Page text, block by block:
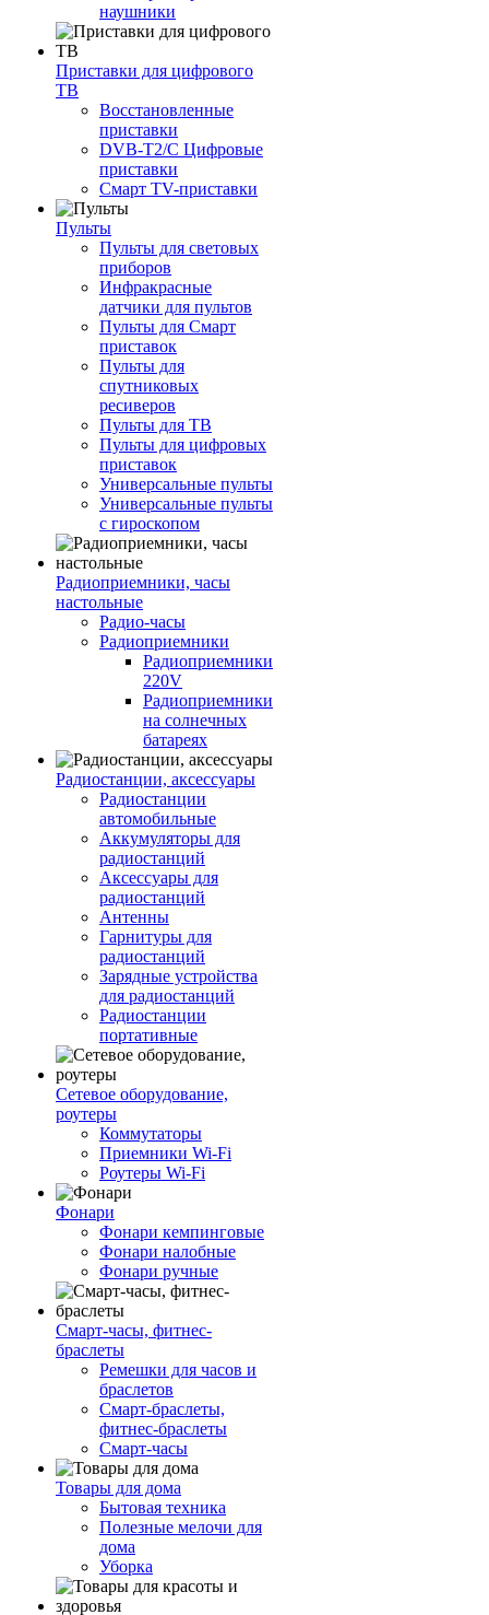
наушники
Приставки для цифрового
ТВ
Восстановленные
приставки
DVB-T2/C Цифровые
приставки
Смарт ТV-приставки
Пульты
Пульты для световых
приборов
Инфракрасные
датчики для пультов
Пульты для Смарт
приставок
Пульты для
спутниковых
ресиверов
Пульты для ТВ
Пульты для цифровых
приставок
Универсальные пульты
Универсальные пульты
с гироскопом
Радиоприемники, часы
настольные
Радио-часы
Радиоприемники
Радиоприемники
220V
Радиоприемники
на солнечных
батареях
Радиостанции, аксессуары
Радиостанции
автомобильные
Аккумуляторы для
радиостанций
Аксессуары для
радиостанций
Антенны
Гарнитуры для
радиостанций
Зарядные устройства
для радиостанций
Радиостанции
портативные
Сетевое оборудование,
роутеры
Коммутаторы
Приемники Wi-Fi
Роутеры Wi-Fi
Фонари
Фонари кемпинговые
Фонари налобные
Фонари ручные
Смарт-часы, фитнес-
браслеты
Ремешки для часов и
браслетов
Смарт-браслеты,
фитнес-браслеты
Смарт-часы
Товары для дома
Бытовая техника
Полезные мелочи для
дома
Уборка